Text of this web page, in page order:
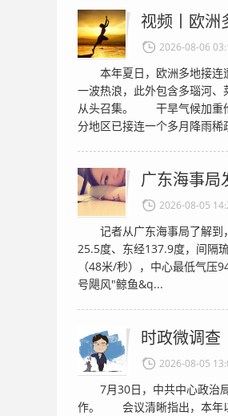
视频丨欧洲
2026-08-06
本年夏日，欧洲多地接连
一波热浪，此外包含多瑙河
从头召集。 干旱气候加重
分地区已接连一个多月降雨
广东海事局
2026-08-05
记者从广东海事局了解到
25.5度、东经137.9度，间隔
（48米/秒），中心最低气
号飓风"鲸鱼&q...
时政微调查
2026-08-05
7月30日，中共中心政治局
作。 会议清晰指出，本年以